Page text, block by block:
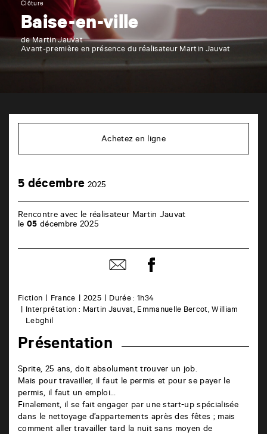
Clôture
Baise-en-ville
de Martin Jauvat
Avant-première en présence du réalisateur Martin Jauvat
86000
Fiction France 2025
Durée : 1h34
Interprétation : Martin Jauvat, Emmanuelle Bercot, William
Lebghil
Présentation
Sprite, 25 ans, doit absolument trouver un job.
Mais pour travailler, il faut le permis et pour se payer le
permis, il faut un emploi…
Finalement, il se fait engager par une start-up spécialisée
dans le nettoyage d’appartements après des fêtes ; mais
comment aller travailler tard la nuit sans moyen de
Achetez en ligne
5 décembre 2025
Rencontre avec le réalisateur Martin Jauvat
le 05 décembre 2025
Partager
par
Partager
sur